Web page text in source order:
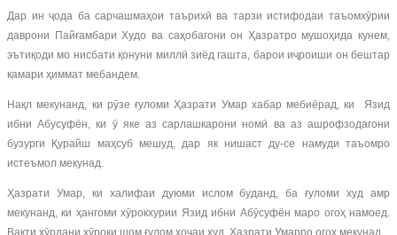
Дар ин ҷода ба сарчашмаҳои таърихӣ ва тарзи истифодаи таъомхӯрии
даврони Пайғамбари Худо ва саҳобагони он Ҳазратро мушоҳида кунем,
эътиқоди мо нисбати қонуни миллӣ зиёд гашта, барои иҷроиши он бештар
камари ҳиммат мебандем.
Нақл мекунанд, ки рӯзе ғуломи Ҳазрати Умар хабар мебиёрад, ки Язид
ибни Абусуфён, ки ӯ яке аз сарлашкарони номӣ ва аз ашрофзодагони
бузурги Қурайш маҳсуб мешуд, дар як нишаст ду-се намуди таъомро
истеъмол мекунад.
Ҳазрати Умар, ки халифаи дуюми ислом буданд, ба ғуломи худ амр
мекунанд, ки ҳангоми хӯрокхурии Язид ибни Абӯсуфён маро огоҳ намоед.
Вақти хӯрдани хӯроки шом ғулом хоҷаи худ, Ҳазрати Умарро огоҳ мекунад.